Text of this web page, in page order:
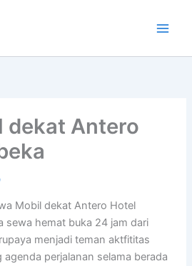
dekat Antero
Mobil dekat Antero Hotel
sewa hemat buka 24 jam dari
menjadi teman aktfititas
perjalanan selama berada